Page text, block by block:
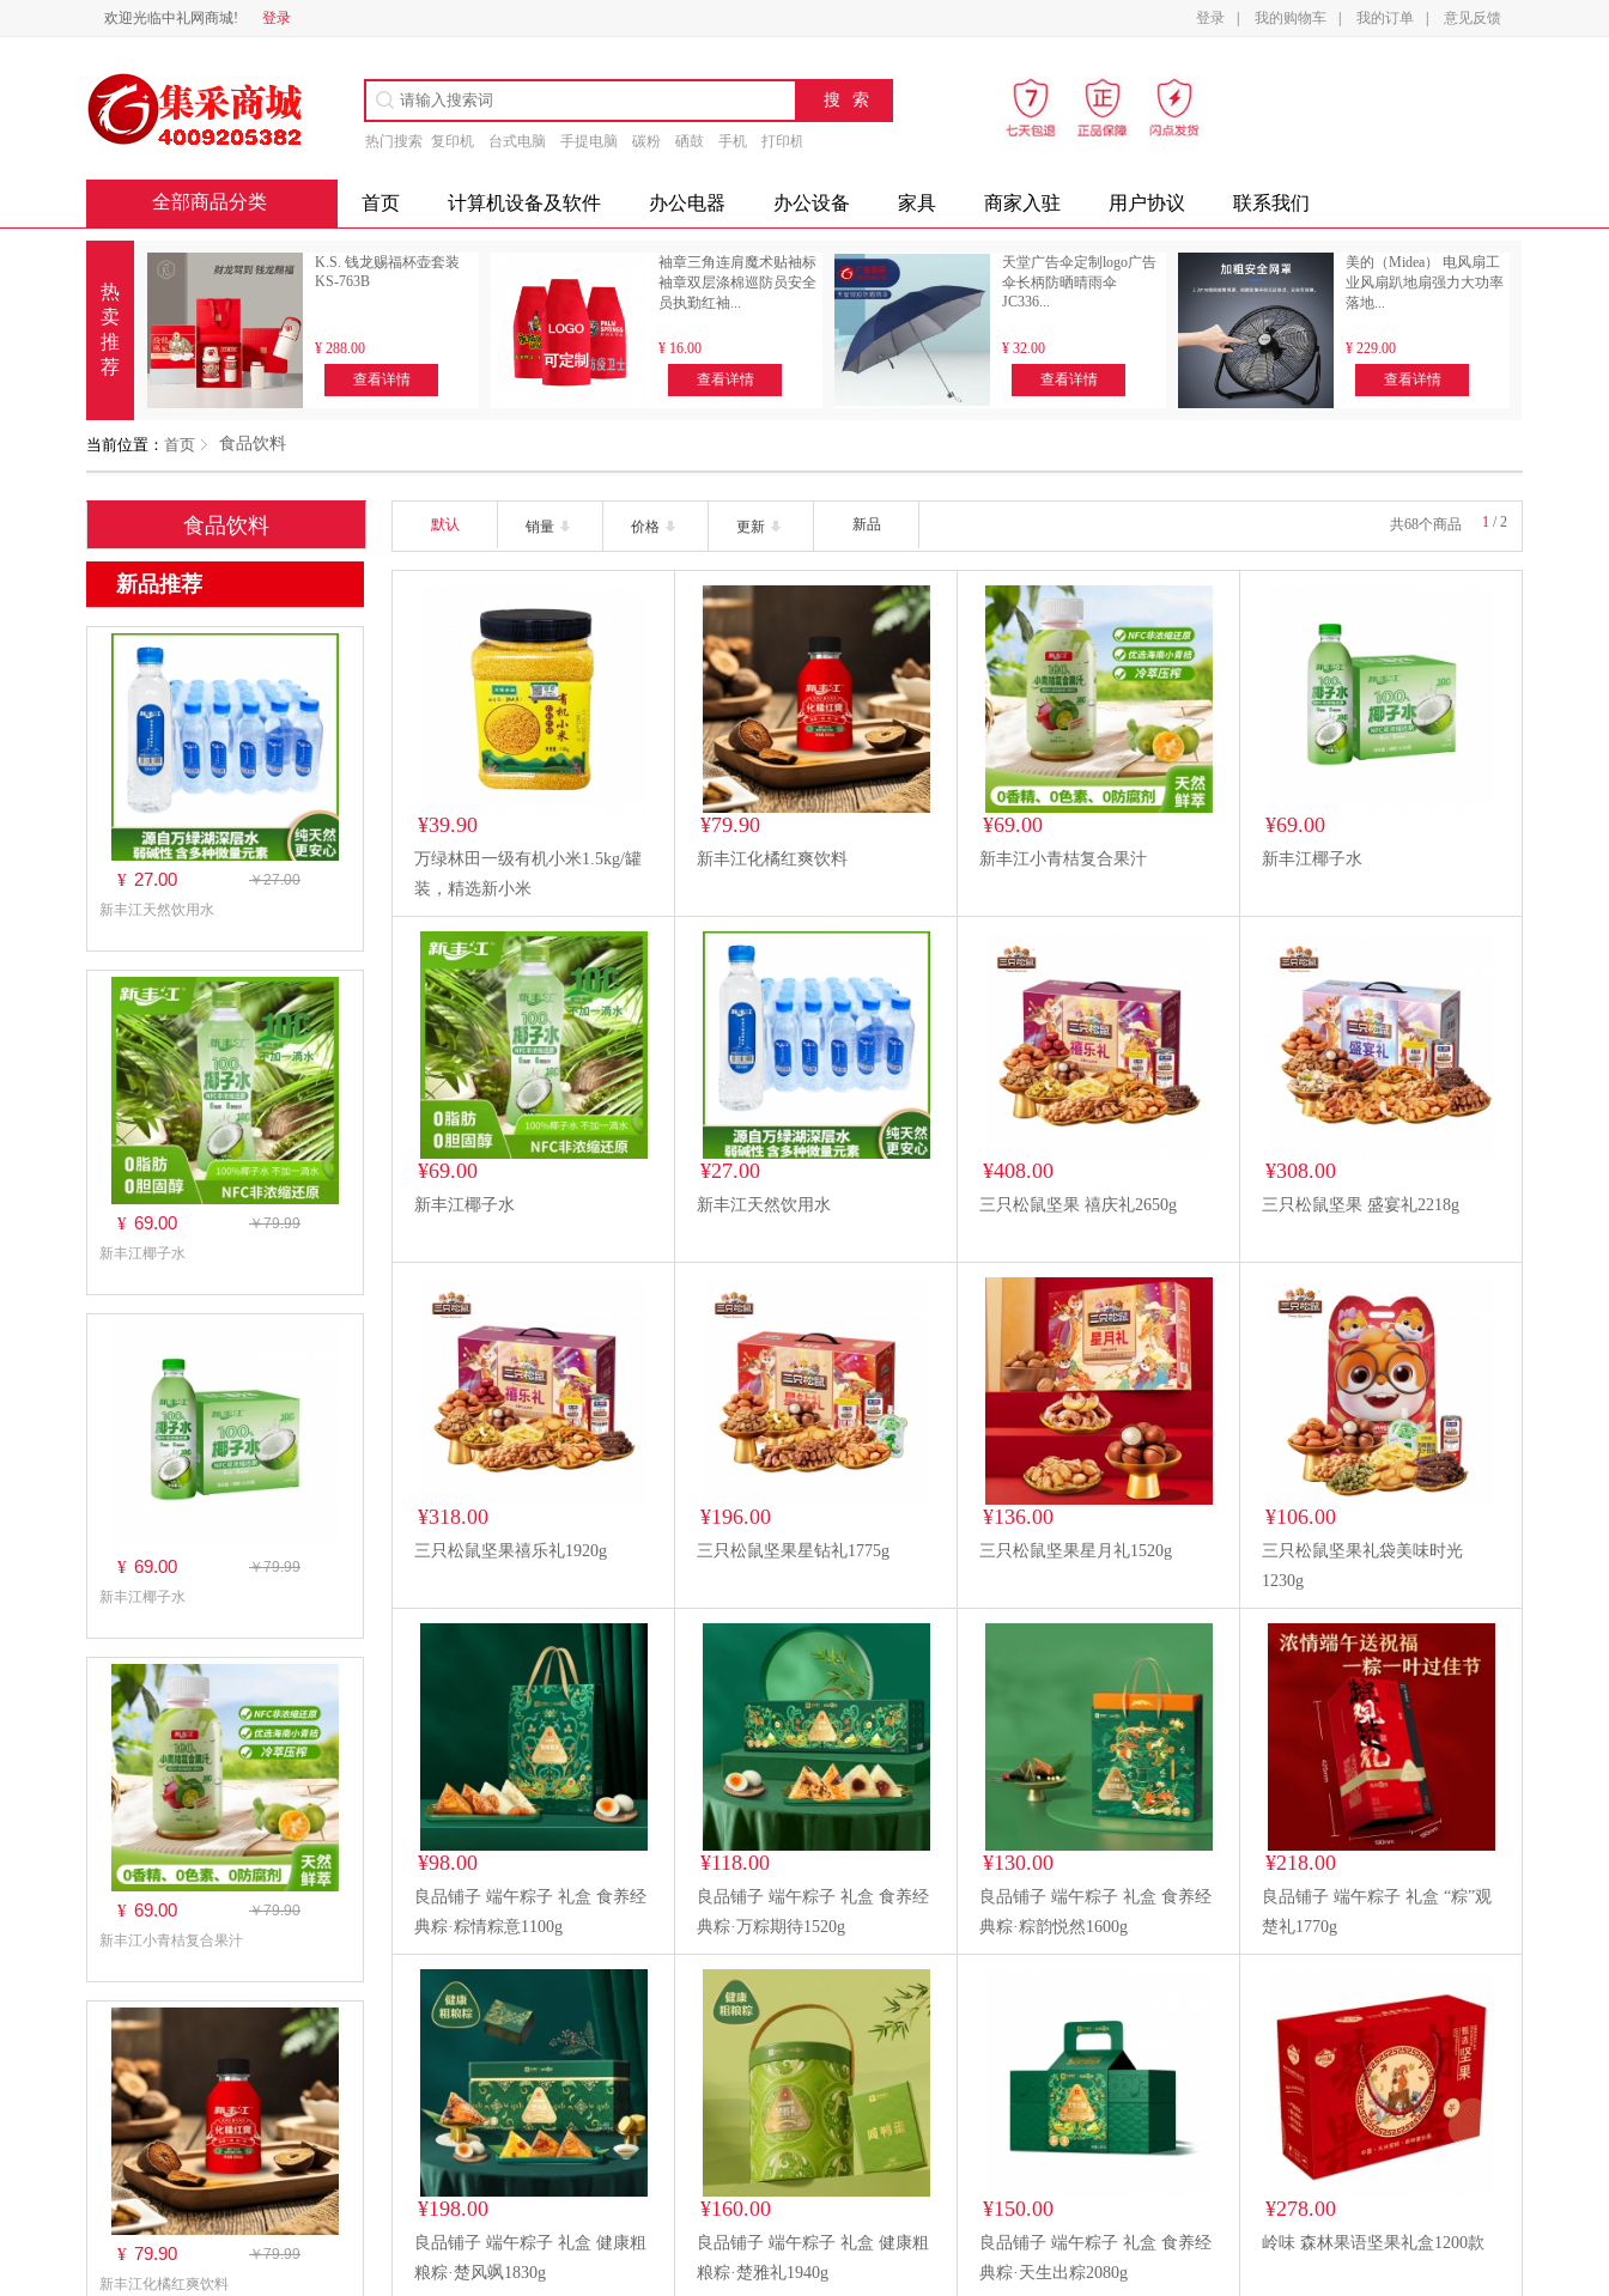
欢迎光临中礼网商城! 登录 登录 我的购物车 我的订单 意见反馈
热门搜索 复印机 台式电脑 手提电脑 碳粉 硒鼓 手机 打印机 办公设备 摄影设备 家电 办公家具
全部商品分类 首页 计算机设备及软件 办公电器 办公设备 家具 商家入驻 用户协议 联系我们
热
卖
推
荐
K.S. 钱龙赐福杯壶套装
KS-763B
¥ 288.00
查看详情
袖章三角连肩魔术贴袖标
袖章双层涤棉巡防员安全
员执勤红袖...
¥ 16.00
查看详情
天堂广告伞定制logo广告
伞长柄防晒晴雨伞
JC336...
¥ 32.00
查看详情
美的（Midea） 电风扇工
业风扇趴地扇强力大功率
落地...
¥ 229.00
查看详情
当前位置： 首页 食品饮料
食品饮料
新品推荐
¥ 27.00
￥27.00
新丰江天然饮用水
¥ 69.00
￥79.99
新丰江椰子水
¥ 69.00
￥79.99
新丰江椰子水
¥ 69.00
￥79.90
新丰江小青桔复合果汁
¥ 79.90
￥79.99
新丰江化橘红爽饮料
默认 销量 价格 更新 新品 共68个商品 1 /2
¥39.90
万绿林田一级有机小米1.5kg/罐
装，精选新小米
¥79.90
新丰江化橘红爽饮料
¥69.00
新丰江小青桔复合果汁
¥69.00
新丰江椰子水
¥69.00
新丰江椰子水
¥27.00
新丰江天然饮用水
¥408.00
三只松鼠坚果 禧庆礼2650g
¥308.00
三只松鼠坚果 盛宴礼2218g
¥318.00
三只松鼠坚果禧乐礼1920g
¥196.00
三只松鼠坚果星钻礼1775g
¥136.00
三只松鼠坚果星月礼1520g
¥106.00
三只松鼠坚果礼袋美味时光
1230g
¥98.00
良品铺子 端午粽子 礼盒 食养经
典粽·粽情粽意1100g
¥118.00
良品铺子 端午粽子 礼盒 食养经
典粽·万粽期待1520g
¥130.00
良品铺子 端午粽子 礼盒 食养经
典粽·粽韵悦然1600g
¥218.00
良品铺子 端午粽子 礼盒 “粽”观
楚礼1770g
¥198.00
良品铺子 端午粽子 礼盒 健康粗
粮粽·楚风飒1830g
¥160.00
良品铺子 端午粽子 礼盒 健康粗
粮粽·楚雅礼1940g
¥150.00
良品铺子 端午粽子 礼盒 食养经
典粽·天生出粽2080g
¥278.00
岭味 森林果语坚果礼盒1200款